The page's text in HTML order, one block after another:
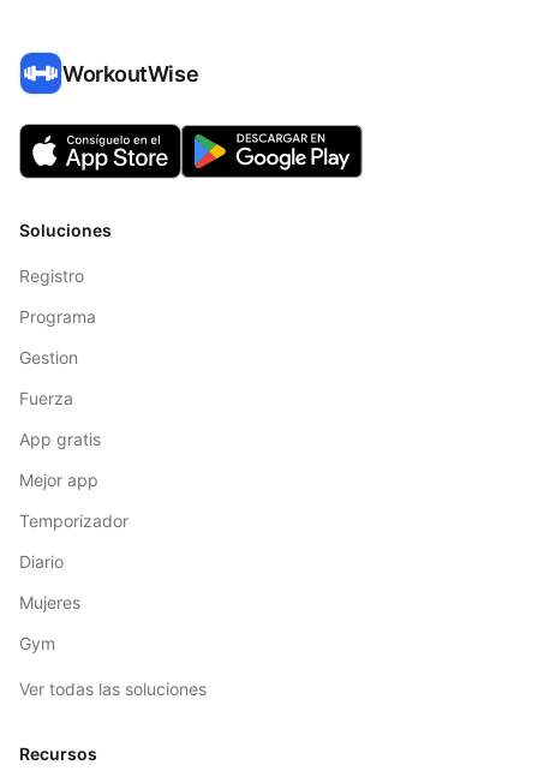
WorkoutWise
Soluciones
Registro
Programa
Gestion
Fuerza
App gratis
Mejor app
Temporizador
Diario
Mujeres
Gym
Ver todas las soluciones
Recursos